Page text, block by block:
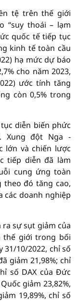
tệ trên thế giới
“suy thoái – lạm
quốc tế tiếp tục
kinh tế toàn cầu
hạ mức dự báo
cho năm 2023,
ước tính tăng
còn 0,5% trong
diễn biến phức
Xung đột Nga -
lớn và chiến lược
tiếp diễn đã làm
cung ứng toàn
theo đó tăng cao,
các doanh nghiệp
sự sụt giảm của
thế giới trong bối
31/10/2022, chỉ số
giảm 21,98%; chỉ
số DAX của Đức
giảm 23,82%,
19,89%, chỉ số